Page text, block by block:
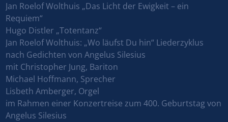
Jan Roelof Wolthuis „Das Licht der Ewigkeit – ein
Requiem“
Hugo Distler „Totentanz“
Jan Roelof Wolthuis: „Wo läufst Du hin“ Liederzyklus
nach Gedichten von Angelus Silesius
mit Christopher Jung, Bariton
Michael Hoffmann, Sprecher
Lisbeth Amberger, Orgel
im Rahmen einer Konzertreise zum 400. Geburtstag von
Angelus Silesius